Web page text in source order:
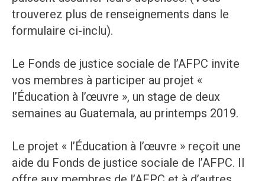
trouverez plus de renseignements dans le
formulaire ci-inclu).
Le Fonds de justice sociale de l’AFPC invite
vos membres à participer au projet «
l’Éducation à l’œuvre », un stage de deux
semaines au Guatemala, au printemps 2019.
Le projet « l’Éducation à l’œuvre » reçoit une
aide du Fonds de justice sociale de l’AFPC. Il